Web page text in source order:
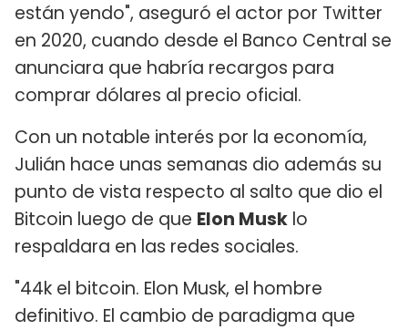
están yendo", aseguró el actor por Twitter
en 2020, cuando desde el Banco Central se
anunciara que habría recargos para
comprar dólares al precio oficial.
Con un notable interés por la economía,
Julián hace unas semanas dio además su
punto de vista respecto al salto que dio el
Bitcoin luego de que Elon Musk lo
respaldara en las redes sociales.
"44k el bitcoin. Elon Musk, el hombre
definitivo. El cambio de paradigma que